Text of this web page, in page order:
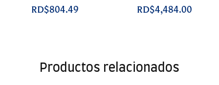
RD$804.49 RD$4,484.00
Productos relacionados